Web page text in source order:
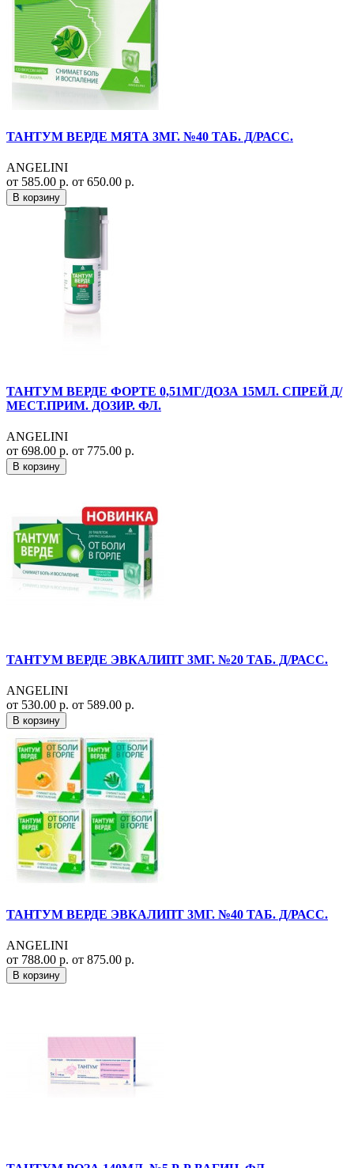
ТАНТУМ ВЕРДЕ МЯТА 3МГ. №40 ТАБ. Д/РАСС.
ANGELINI
от 585.00 р. от 650.00 р.
В корзину
ТАНТУМ ВЕРДЕ ФОРТЕ 0,51МГ/ДОЗА 15МЛ. СПРЕЙ Д/
МЕСТ.ПРИМ. ДОЗИР. ФЛ.
ANGELINI
от 698.00 р. от 775.00 р.
В корзину
ТАНТУМ ВЕРДЕ ЭВКАЛИПТ 3МГ. №20 ТАБ. Д/РАСС.
ANGELINI
от 530.00 р. от 589.00 р.
В корзину
ТАНТУМ ВЕРДЕ ЭВКАЛИПТ 3МГ. №40 ТАБ. Д/РАСС.
ANGELINI
от 788.00 р. от 875.00 р.
В корзину